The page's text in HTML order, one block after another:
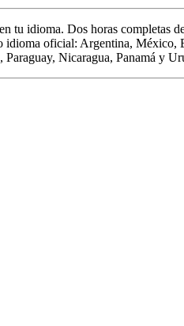
tu idioma. Dos horas completas
idioma oficial: Argentina,
Nicaragua, Panamá y